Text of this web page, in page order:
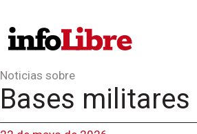
Noticias sobre
Bases militares